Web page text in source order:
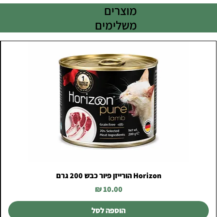
מוצרים
משלימים
Horizon הורייזן פיור כבש 200 גרם
מחיר
הוספה לסל